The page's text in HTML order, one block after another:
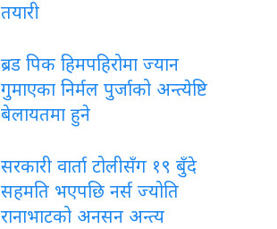
तयारी
ब्रड पिक हिमपहिरोमा ज्यान
गुमाएका निर्मल पुर्जाको अन्त्येष्टि
बेलायतमा हुने
सरकारी वार्ता टोलीसँग १९ बुँदे
सहमति भएपछि नर्स ज्योति
रानाभाटको अनसन अन्त्य